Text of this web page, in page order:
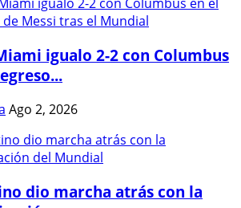
igualo 2-2 con Columbus
Ago 2, 2026
dio marcha atrás con la